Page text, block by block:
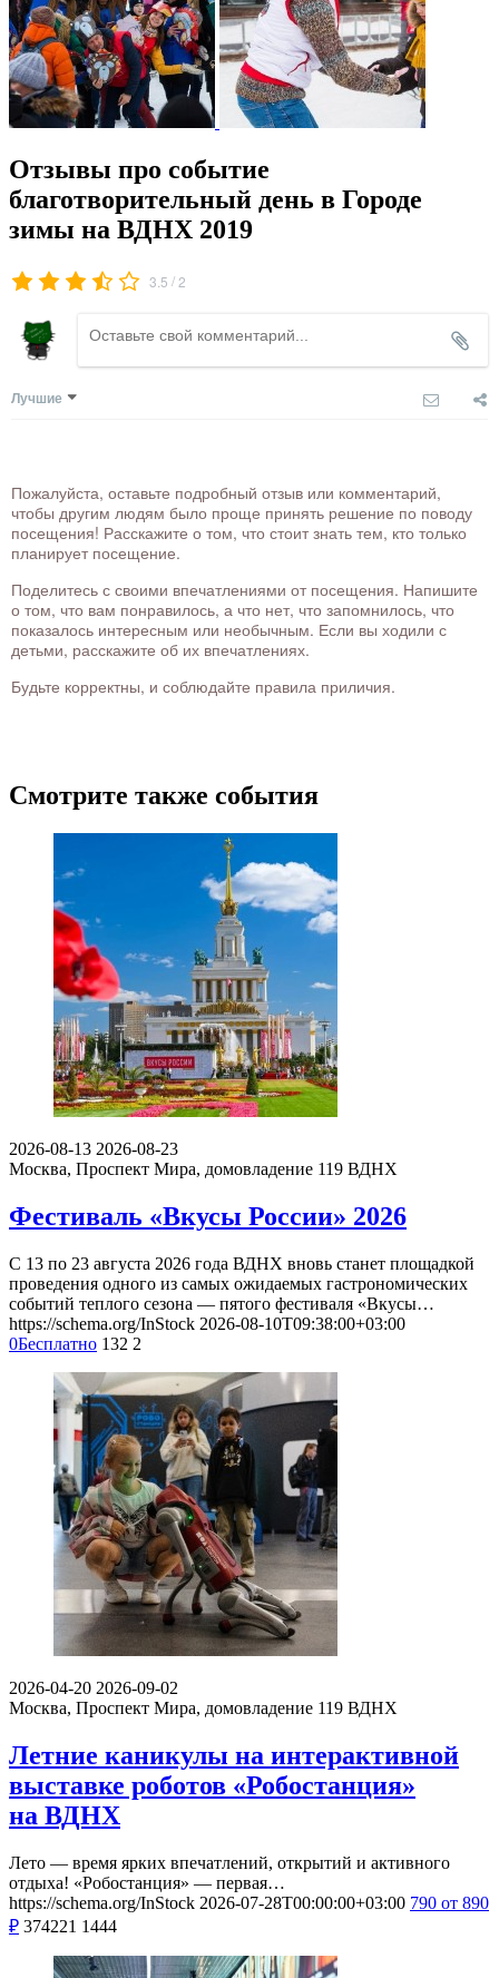
Отзывы про событие
благотворительный день в Городе
зимы на ВДНХ 2019
3.5 /2
Лучшие
Пожалуйста, оставьте подробный отзыв или комментарий,
чтобы другим людям было проще принять решение по поводу
посещения! Расскажите о том, что стоит знать тем, кто только
планирует посещение.
Поделитесь с своими впечатлениями от посещения. Напишите
о том, что вам понравилось, а что нет, что запомнилось, что
показалось интересным или необычным. Если вы ходили с
детьми, расскажите об их впечатлениях.
Будьте корректны, и соблюдайте правила приличия.
Смотрите также события
2026-08-13 2026-08-23
Москва, Проспект Мира, домовладение 119 ВДНХ
Фестиваль «Вкусы России» 2026
С 13 по 23 августа 2026 года ВДНХ вновь станет площадкой
проведения одного из самых ожидаемых гастрономических
событий теплого сезона — пятого фестиваля «Вкусы…
https://schema.org/InStock 2026-08-10T09:38:00+03:00
0Бесплатно 132 2
2026-04-20 2026-09-02
Москва, Проспект Мира, домовладение 119 ВДНХ
Летние каникулы на интерактивной
выставке роботов «Робостанция»
на ВДНХ
Лето — время ярких впечатлений, открытий и активного
отдыха! «Робостанция» — первая…
https://schema.org/InStock 2026-07-28T00:00:00+03:00 790 от 890
₽ 374221 1444